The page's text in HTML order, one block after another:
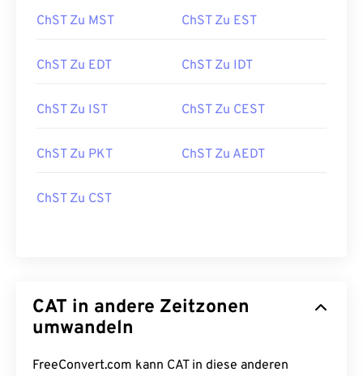
ChST Zu MST ChST Zu EST
ChST Zu EDT ChST Zu IDT
ChST Zu IST ChST Zu CEST
ChST Zu PKT ChST Zu AEDT
ChST Zu CST
CAT in andere Zeitzonen
umwandeln
FreeConvert.com kann CAT in diese anderen